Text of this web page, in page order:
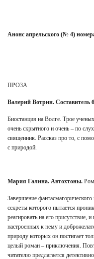
Анонс апрельского (№ 4)
ПРОЗА
Валерий Вотрин. Составитель
Биостанция на Волге. Трое
очень скрытного и очень – по
священник. Рассказ про то, с
с природой.
Мария Галина. Автохтоны.
Завершение
секреты которого пытается
реагировать на его присутствие,
настроенных к нему и
природу которых он постигает
целый роман – приключения.
читателю предлагается